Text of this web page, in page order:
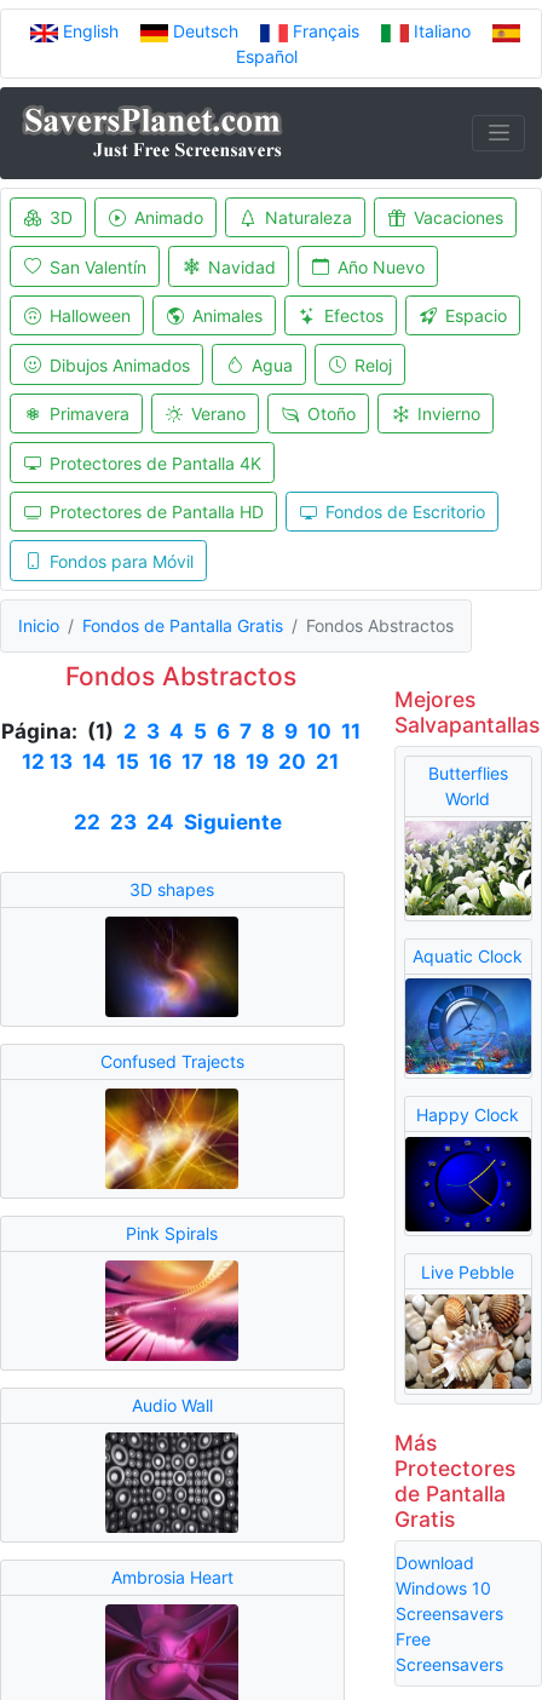
English Deutsch Français
Italiano
Español
3D Animado Naturaleza Vacaciones
San Valentín Navidad Año Nuevo
Halloween Animales Efectos Espacio
Dibujos Animados Agua Reloj
Primavera Verano Otoño Invierno
Protectores de Pantalla 4K
Protectores de Pantalla HD Fondos de Escritorio
Fondos para Móvil
Inicio Fondos de Pantalla Gratis Fondos Abstractos
Fondos Abstractos
Página: (1) 2 3 4 5 6 7 8 9 10 11
12 13 14 15 16 17 18 19 20 21
22 23 24 Siguiente
3D shapes
Confused Trajects
Pink Spirals
Audio Wall
Ambrosia Heart
Mejores
Salvapantallas
Butterflies
World
Aquatic Clock
Happy Clock
Live Pebble
Más
Protectores
de Pantalla
Gratis
Download
Windows 10
Screensavers
Free
Screensavers